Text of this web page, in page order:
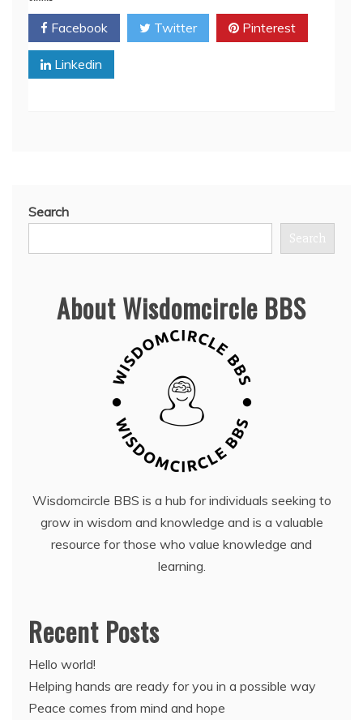
Facebook Twitter Pinterest
Linkedin
Search
Search
About Wisdomcircle BBS
Wisdomcircle BBS is a hub for individuals seeking to
grow in wisdom and knowledge and is a valuable
resource for those who value knowledge and
learning.
Recent Posts
Hello world!
Helping hands are ready for you in a possible way
Peace comes from mind and hope